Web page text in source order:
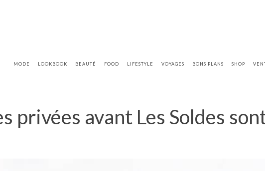
MODE LOOKBOOK BEAUTÉ FOOD LIFESTYLE VOYAGES BONS PLANS SHOP
privées avant Les Soldes